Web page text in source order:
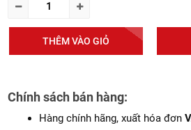
Chính sách bán hàng:
Hàng chính hãng, xuất hóa đơn
THÊM VÀO GIỎ